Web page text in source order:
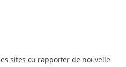
sites ou rapporter de nouvelle